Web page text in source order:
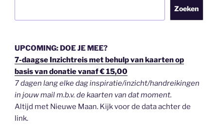
Zoeken
UPCOMING: DOE JE MEE?
7-daagse Inzichtreis met behulp van kaarten op
basis van donatie vanaf € 15,00
7 dagen lang elke dag inspiratie/inzicht/handreikingen
in jouw mail m.b.v. de kaarten van dat moment.
Altijd met Nieuwe Maan. Kijk voor de data achter de
link.